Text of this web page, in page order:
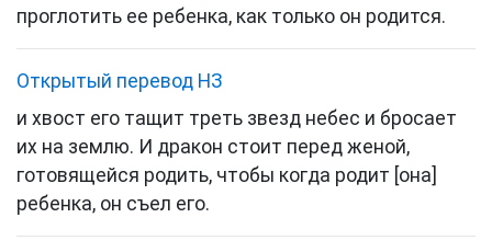
проглотить ее ребенка, как только он родится.
Открытый перевод НЗ
и хвост его тащит треть звезд небес и бросает
их на землю. И дракон стоит перед женой,
готовящейся родить, чтобы когда родит [она]
ребенка, он съел его.